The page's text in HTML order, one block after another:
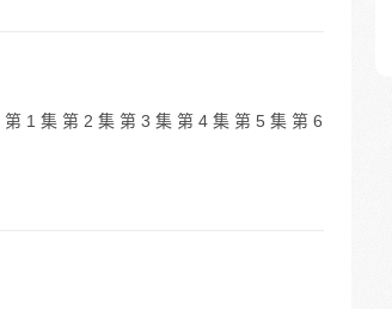
1 集 第 2 集 第 3 集 第 4 集 第 5 集 第 6